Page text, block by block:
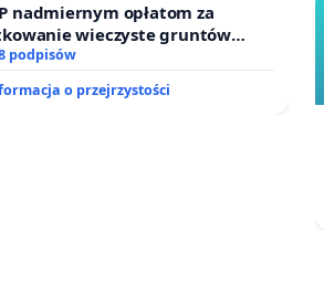
nadmiernym opłatom za
wieczyste gruntów
przez rodzinne ogrody
podpisów
o przejrzystości